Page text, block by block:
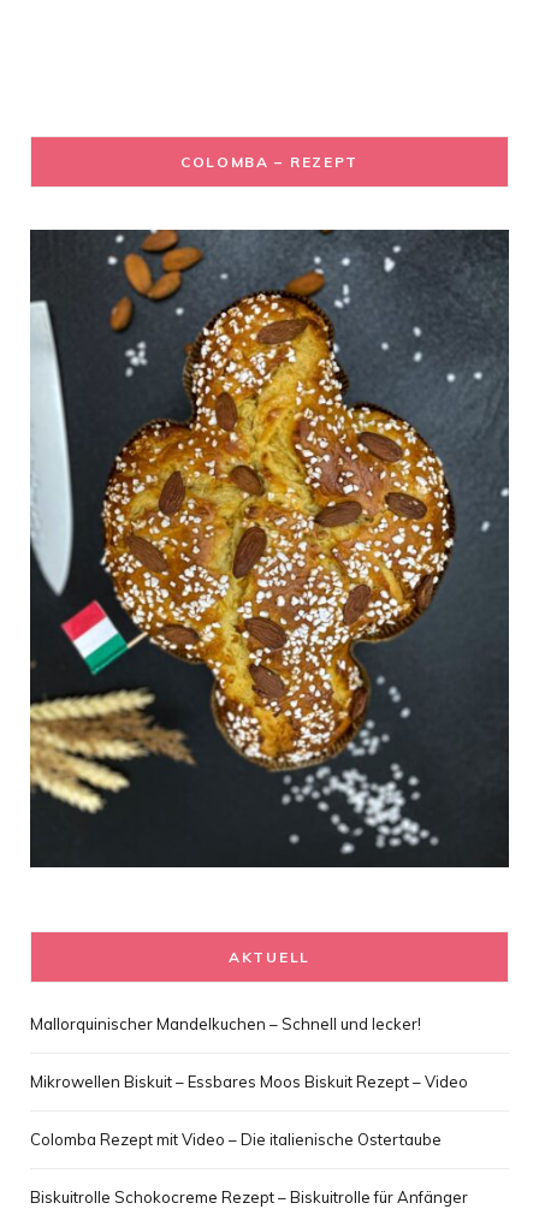
COLOMBA – REZEPT
AKTUELL
Mallorquinischer Mandelkuchen – Schnell und lecker!
Mikrowellen Biskuit – Essbares Moos Biskuit Rezept – Video
Colomba Rezept mit Video – Die italienische Ostertaube
Biskuitrolle Schokocreme Rezept – Biskuitrolle für Anfänger